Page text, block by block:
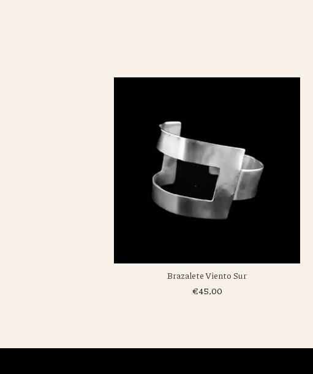
Brazalete Viento Sur
€45,00